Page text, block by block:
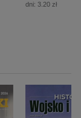
dni: 3.20 zł